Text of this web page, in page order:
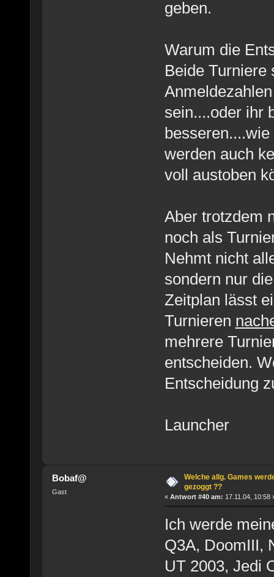
geben.
Warum die
Beide Turniere
sein....oder ihr
werden auch
voll austoben
Aber trotzdem
noch als
Nehmt nicht
sondern nur
Zeitplan lässt
Turnieren
mehrere
entscheiden.
Entscheidung
Launcher
Bobaf@
Gast
Welche allg. Games
gezoggt ??
« Antwort #40 am: 17.11.04, 10:58
Ich werde
Q3A, DoomIII,
UT 2003, Jedi